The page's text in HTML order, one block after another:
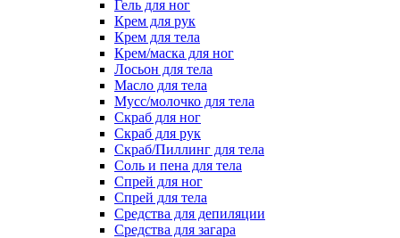
Гель для ног
Крем для рук
Крем для тела
Крем/маска для ног
Лосьон для тела
Масло для тела
Мусс/молочко для тела
Скраб для ног
Скраб для рук
Скраб/Пиллинг для тела
Соль и пена для тела
Спрей для ног
Спрей для тела
Средства для депиляции
Средства для загара